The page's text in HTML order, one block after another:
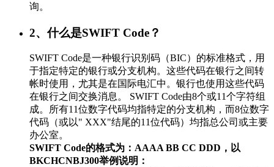
询。
2、什么是SWIFT Code？
SWIFT Code是一种银行识别码（BIC）的标准格式，用
于指定特定的银行或分支机构。这些代码在银行之间转
帐时使用，尤其是在国际电汇中。银行也使用这些代码
在银行之间交换消息。 SWIFT Code由8个或11个字符组
成。所有11位数字代码均指特定的分支机构，而8位数字
代码（或以" XXX"结尾的11位代码）均指总公司或主要
办公室。
SWIFT Code的格式为：AAAA BB CC DDD，以
BKCHCNBJ300举例说明：